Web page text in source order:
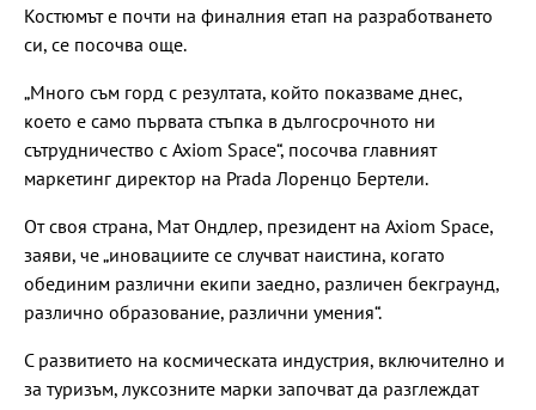
Костюмът е почти на финалния етап на разработването
си, се посочва още.
„Много съм горд с резултата, който показваме днес,
което е само първата стъпка в дългосрочното ни
сътрудничество с Axiom Space“, посочва главният
маркетинг директор на Prada Лоренцо Бертели.
От своя страна, Мат Ондлер, президент на Axiom Space,
заяви, че „иновациите се случват наистина, когато
обединим различни екипи заедно, различен бекграунд,
различно образование, различни умения“.
С развитието на космическата индустрия, включително и
за туризъм, луксозните марки започват да разглеждат